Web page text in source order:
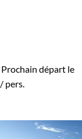
Prochain départ le
/ pers.